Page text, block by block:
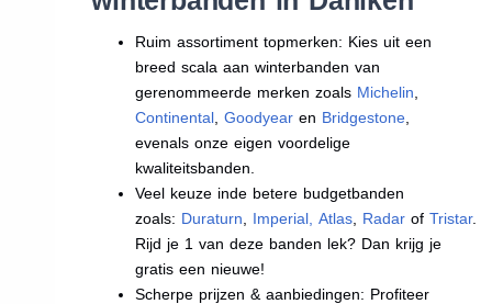
Ruim assortiment topmerken: Kies uit een
breed scala aan winterbanden van
gerenommeerde merken zoals Michelin
Continental ,Goodyear en Bridgestone
evenals onze eigen voordelige
kwaliteitsbanden.
Veel keuze inde betere budgetbanden
zoals: Duraturn Imperial Atlas Radar ofTristar.
Rijd je 1 van deze banden lek? Dan krijg je
gratis een nieuwe!
Scherpe prijzen & aanbiedingen: Profiteer